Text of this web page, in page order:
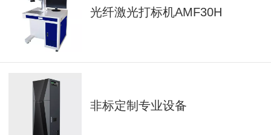
光纤激光打标机AMF30H
非标定制专业设备